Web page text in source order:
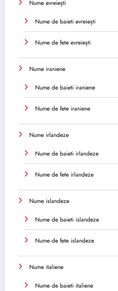
Nume evreiești
Nume de baieti evreiești
Nume de fete evreiești
Nume iraniene
Nume de baieti iraniene
Nume de fete iraniene
Nume irlandeze
Nume de baieti irlandeze
Nume de fete irlandeze
Nume islandeze
Nume de baieti islandeze
Nume de fete islandeze
Nume italiene
Nume de baieti italiene